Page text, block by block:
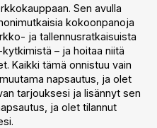
Sen avulla
kokoonpanoja
ja tallennusratkaisuista
– ja hoitaa niitä
Kaikki tämä onnistuu vain
napsautus, ja olet
tarjouksesi ja lisännyt sen
ja olet tilannut